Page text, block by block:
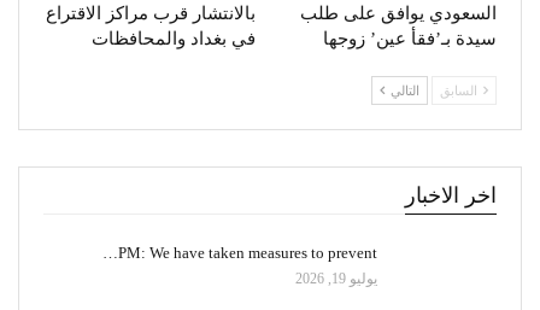
السعودي يوافق على طلب
سيدة بـ’فقأ عين’ زوجها
بالانتشار قرب مراكز الاقتراع
في بغداد والمحافظات
السابق التالي
اخر الاخبار
PM: We have taken measures to prevent…
يوليو 19, 2026